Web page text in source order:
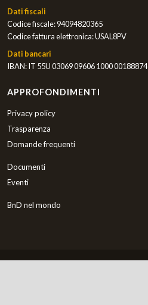
Dati fiscali
Codice fiscale: 94094820365
Codice fattura elettronica: USAL8PV
Dati bancari
IBAN: IT 55U 03069 09606 1000 00188874
APPROFONDIMENTI
Privacy policy
Trasparenza
Domande frequenti
Documenti
Eventi
BnD nel mondo